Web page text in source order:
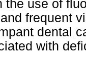
the use of
frequent
dental
with